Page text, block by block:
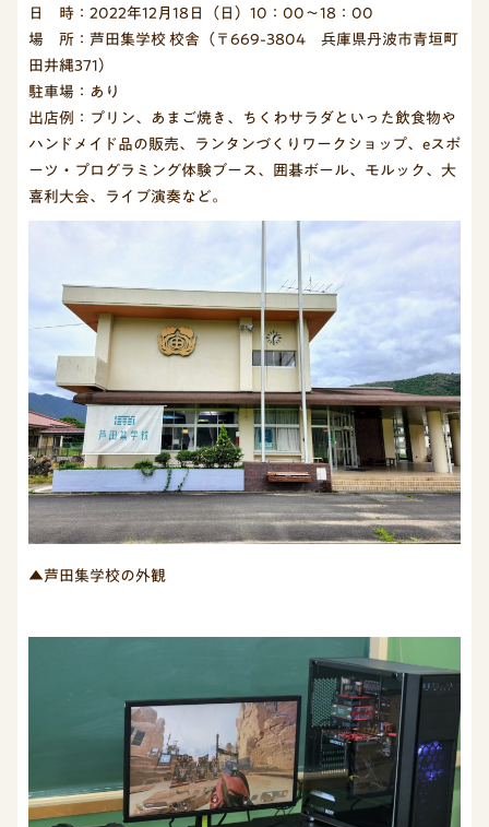
日 時：2022年12月18日（日）10：00～18：00
場 所：芦田集学校 校舎（〒669-3804 兵庫県丹波市青垣町
田井縄371）
駐車場：あり
出店例：プリン、あまご焼き、ちくわサラダといった飲食物や
ハンドメイド品の販売、ランタンづくりワークショップ、eスポ
ーツ・プログラミング体験ブース、囲碁ボール、モルック、大
喜利大会、ライブ演奏など。
▲芦田集学校の外観